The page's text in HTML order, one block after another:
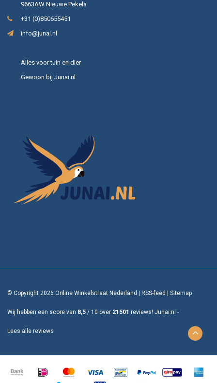
9663AW Nieuwe Pekela
+31 (0)850655451
info@junai.nl
Alles voor tuin en dier
Gewoon bij Junai.nl
© Copyright 2026 Online Winkelstraat Nederland RSS-feed Sitemap
Wij hebben een score van 8,5 / 10 over 21501 reviews! Junai.nl -
Lees alle reviews